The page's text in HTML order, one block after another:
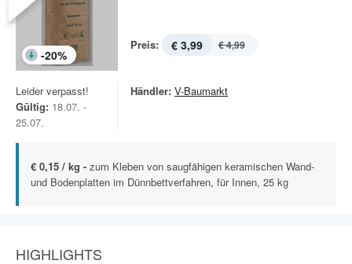
-20%
Preis: € 3,99 € 4,99
Leider verpasst!
Gültig: 18.07. -
25.07.
Händler: V-Baumarkt
€ 0,15 / kg - zum Kleben von saugfähigen keramischen Wand-
und Bodenplatten im Dünnbettverfahren, für Innen, 25 kg
HIGHLIGHTS